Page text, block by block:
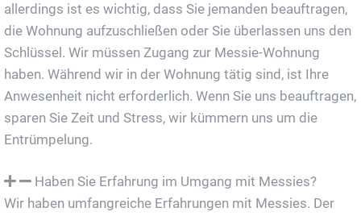
allerdings ist es wichtig, dass Sie jemanden beauftragen,
die Wohnung aufzuschließen oder Sie überlassen uns den
Schlüssel. Wir müssen Zugang zur Messie-Wohnung
haben. Während wir in der Wohnung tätig sind, ist Ihre
Anwesenheit nicht erforderlich. Wenn Sie uns beauftragen,
sparen Sie Zeit und Stress, wir kümmern uns um die
Entrümpelung.
Haben Sie Erfahrung im Umgang mit Messies?
Wir haben umfangreiche Erfahrungen mit Messies. Der